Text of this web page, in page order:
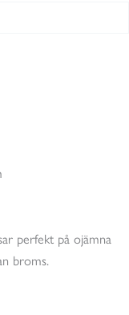
perfekt på ojämna
broms.